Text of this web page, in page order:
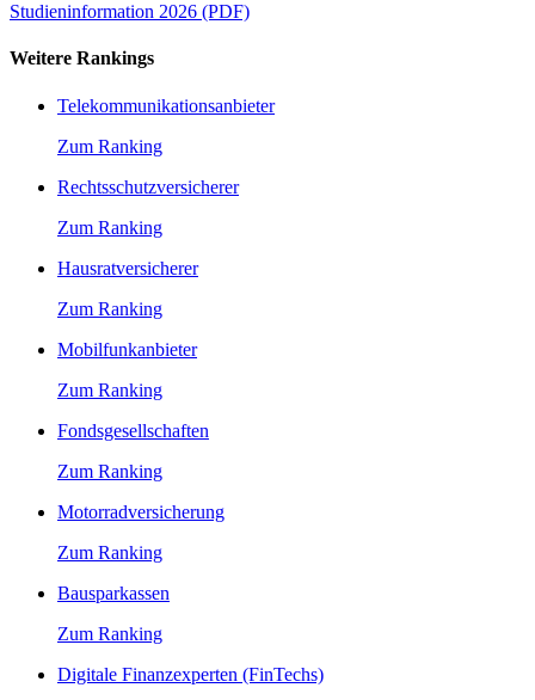
Studieninformation 2026 (PDF)
Weitere Rankings
Telekommunikationsanbieter
Zum Ranking
Rechtsschutzversicherer
Zum Ranking
Hausratversicherer
Zum Ranking
Mobilfunkanbieter
Zum Ranking
Fondsgesellschaften
Zum Ranking
Motorradversicherung
Zum Ranking
Bausparkassen
Zum Ranking
Digitale Finanzexperten (FinTechs)